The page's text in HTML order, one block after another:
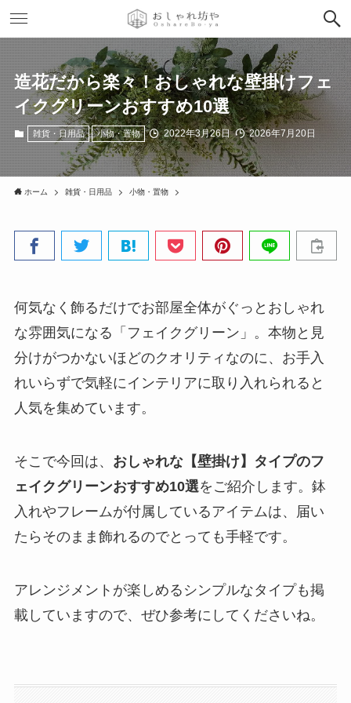
造花だから楽々！おしゃれな壁掛けフェ
イクグリーンおすすめ10選
雑貨・日用品 小物・置物 2022年3月26日 2026年7月20日
ホーム 雑貨・日用品 小物・置物
何気なく飾るだけでお部屋全体がぐっとおしゃれ
な雰囲気になる「フェイクグリーン」。本物と見
分けがつかないほどのクオリティなのに、お手入
れいらずで気軽にインテリアに取り入れられると
人気を集めています。
そこで今回は、 おしゃれな【壁掛け】タイプのフ
ェイクグリーンおすすめ10選をご紹介します。鉢
入れやフレームが付属しているアイテムは、届い
たらそのまま飾れるのでとっても手軽です。
アレンジメントが楽しめるシンプルなタイプも掲
載していますので、ぜひ参考にしてくださいね。